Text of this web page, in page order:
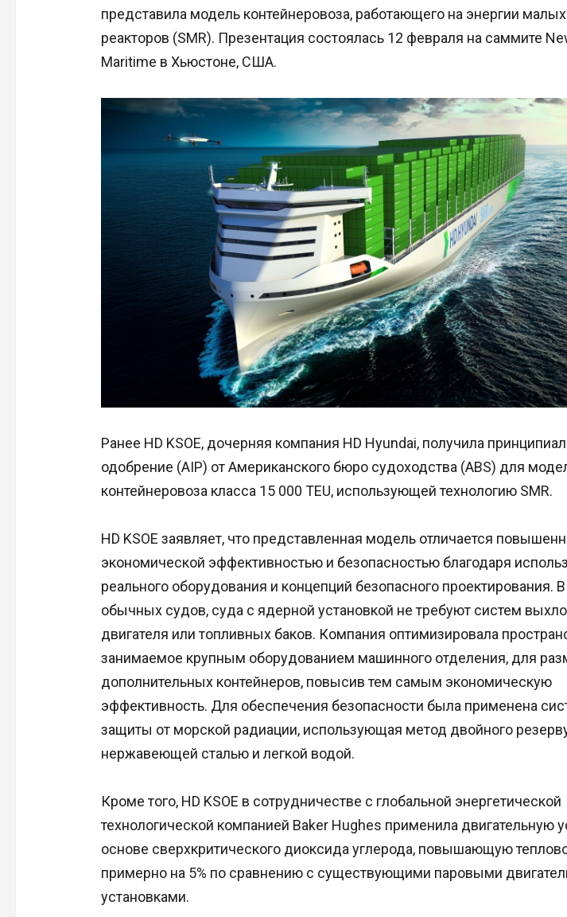
представила модель контейнеровоза, работающего на энергии
реакторов (SMR). Презентация состоялась 12 февраля на саммите
Maritime в Хьюстоне, США.
Ранее HD KSOE, дочерняя компания HD Hyundai, получила
одобрение (AIP) от Американского бюро судоходства (ABS) для
контейнеровоза класса 15 000 TEU, использующей технологию SMR.
HD KSOE заявляет, что представленная модель отличается
экономической эффективностью и безопасностью благодаря
реального оборудования и концепций безопасного проектирования.
обычных судов, суда с ядерной установкой не требуют систем
двигателя или топливных баков. Компания оптимизировала
занимаемое крупным оборудованием машинного отделения, для
дополнительных контейнеров, повысив тем самым экономическую
эффективность. Для обеспечения безопасности была применена
защиты от морской радиации, использующая метод двойного
нержавеющей сталью и легкой водой.
Кроме того, HD KSOE в сотрудничестве с глобальной энергетической
технологической компанией Baker Hughes применила двигательную
основе сверхкритического диоксида углерода, повышающую
примерно на 5% по сравнению с существующими паровыми
установками.